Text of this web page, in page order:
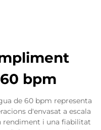
bpm
de 60 bpm representa
d'envasat a escala
rendiment i una fiabilitat